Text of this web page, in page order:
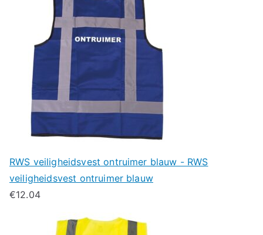
RWS veiligheidsvest ontruimer blauw - RWS
veiligheidsvest ontruimer blauw
€12.04